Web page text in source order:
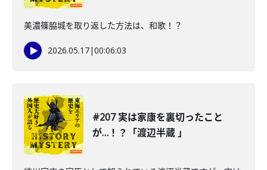
美濃篠脇城を取り返した方法は、和歌！？
2026.05.17|00:06:03
#207 実は家康を裏切ったこと
が…！？「渡辺半蔵 」